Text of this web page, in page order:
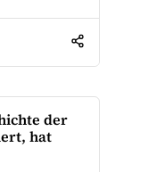
der
hat